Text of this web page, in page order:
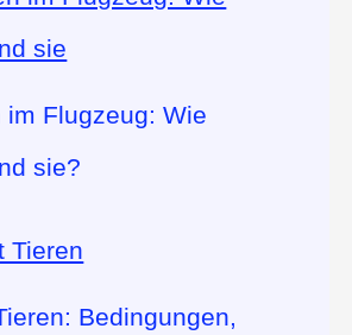
im Flugzeug: Wie
sie?
Bedingungen,